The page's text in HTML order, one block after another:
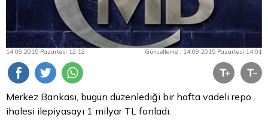
14.09.2015 Pazartesi 12:12 Güncelleme : 14.09.2015 Pazartesi 14:01
Merkez Bankası, bugün düzenlediği bir hafta vadeli repo
ihalesi ilepiyasayı 1 milyar TL fonladı.